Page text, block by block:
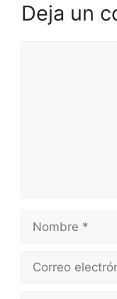
Deja un
Nombre
Correo